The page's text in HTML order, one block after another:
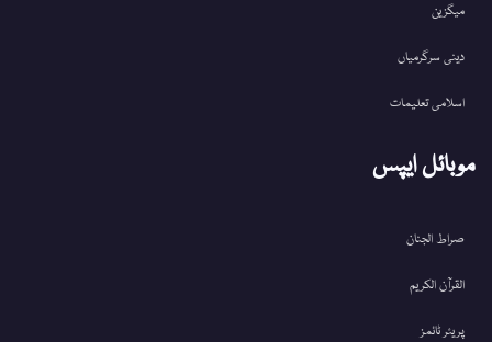
میگزین
دینی سرگرمیاں
اسلامی تعلیمات
موبائل ایپس
صراط الجنان
القرآن الکریم
پریئر ٹائمز